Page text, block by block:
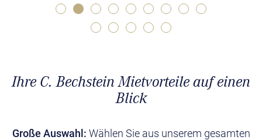
Ihre C. Bechstein Mietvorteile auf einen
Blick
Große Auswahl: Wählen Sie aus unserem gesamten